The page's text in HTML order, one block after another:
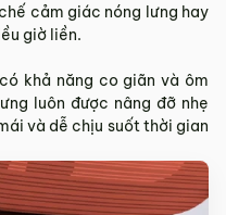
cảm giác nóng lưng hay
giờ liền.
khả năng co giãn và ôm
luôn được nâng đỡ nhẹ
và dễ chịu suốt thời gian